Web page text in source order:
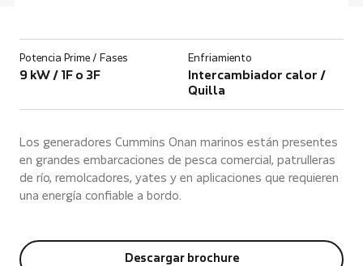
Potencia Prime / Fases
9 kW / 1F o 3F
Enfriamiento
Intercambiador calor /
Quilla
Los generadores Cummins Onan marinos están presentes
en grandes embarcaciones de pesca comercial, patrulleras
de río, remolcadores, yates y en aplicaciones que requieren
una energía confiable a bordo.
Descargar brochure